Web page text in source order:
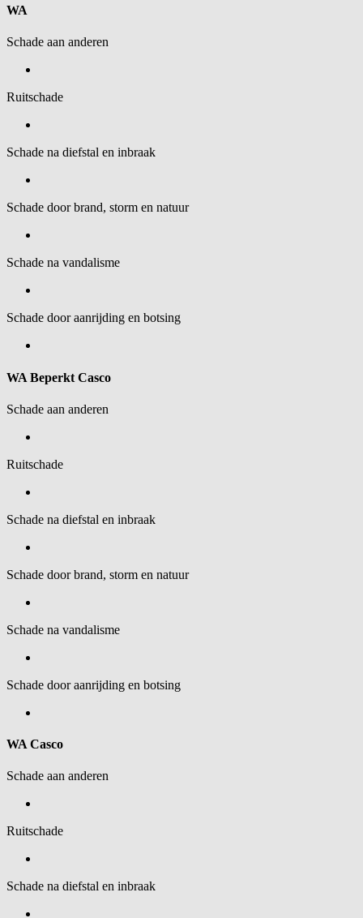
WA
Schade aan anderen
Ruitschade
Schade na diefstal en inbraak
Schade door brand, storm en natuur
Schade na vandalisme
Schade door aanrijding en botsing
WA Beperkt Casco
Schade aan anderen
Ruitschade
Schade na diefstal en inbraak
Schade door brand, storm en natuur
Schade na vandalisme
Schade door aanrijding en botsing
WA Casco
Schade aan anderen
Ruitschade
Schade na diefstal en inbraak